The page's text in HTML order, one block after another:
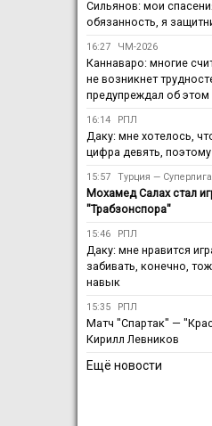
Сильянов: мои
обязанность, я
16:27 ЧМ-2026
Каннаваро: многие
не возникнет
предупреждал об этом
16:14 РПЛ
Даку: мне хотелось,
цифра девять, поэтому
15:57 Турция — Суперлига
Мохамед Салах стал
"Трабзонспора"
15:46 РПЛ
Даку: мне нравится
забивать, конечно,
навык
15:35 РПЛ
Матч "Спартак" —
Кирилл Левников
Ещё новости